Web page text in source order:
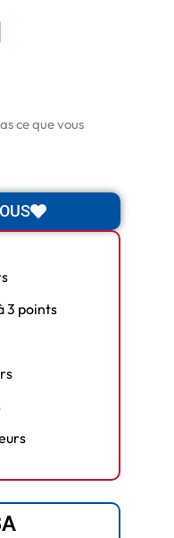
ce que vous
3 points